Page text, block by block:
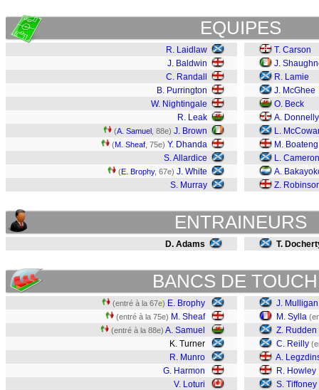
EQUIPES
R. Laidlaw
J. Baldwin
C. Randall
B. Purrington
W. Nightingale
R. Leak
(A. Samuel , 88e) J. Brown
(M. Sheaf , 75e) Y. Dhanda
S. Allardice
(E. Brophy, 67e) J. White
S. Murray
T. Carson
J.
R. Lamie
J. McGhee
O. Beck
A. Donnelly
L.
M. Boateng
L. Cameron
A.
Z.
ENTRAINEURS
D. Adams T.
BANCS DE
(entré à la 67e) E. Brophy
(entré à la 75e) M. Sheaf
(entré à la 88e) A. Samuel
K. Turner
R. Munro
G. Harmon
V. Loturi
J. Mulligan
M. Sylla
Z. Rudden
C. Reilly
A.
R. Howley
S. Tiffoney